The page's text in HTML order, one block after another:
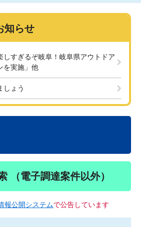
知らせ
しすぎるぞ岐阜！岐阜県アウトドア
を実施」他
しょう
（電子調達案件以外）
報公開システムで公告しています